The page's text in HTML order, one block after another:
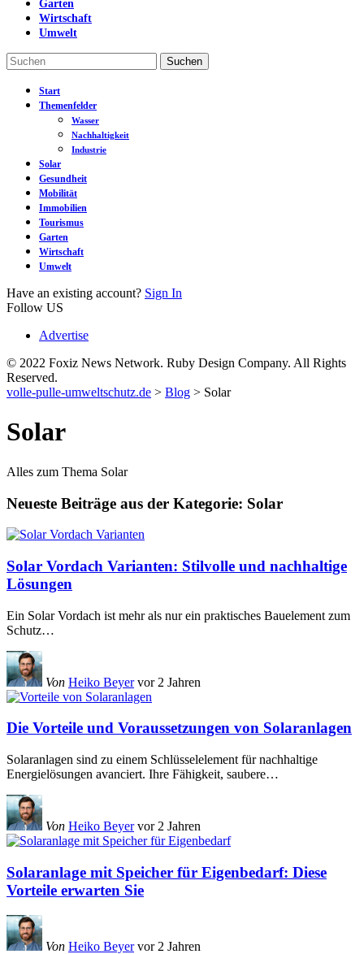
Garten
Wirtschaft
Umwelt
Start
Themenfelder
Wasser
Nachhaltigkeit
Industrie
Solar
Gesundheit
Mobilität
Immobilien
Tourismus
Garten
Wirtschaft
Umwelt
Have an existing account? Sign In
Follow US
Advertise
© 2022 Foxiz News Network. Ruby Design Company. All Rights
Reserved.
volle-pulle-umweltschutz.de > Blog > Solar
Solar
Alles zum Thema Solar
Neueste Beiträge aus der Kategorie: Solar
Solar Vordach Varianten: Stilvolle und nachhaltige
Lösungen
Ein Solar Vordach ist mehr als nur ein praktisches Bauelement zum
Schutz…
Von Heiko Beyer vor 2 Jahren
Die Vorteile und Voraussetzungen von Solaranlagen
Solaranlagen sind zu einem Schlüsselelement für nachhaltige
Energielösungen avanciert. Ihre Fähigkeit, saubere…
Von Heiko Beyer vor 2 Jahren
Solaranlage mit Speicher für Eigenbedarf: Diese
Vorteile erwarten Sie
Von Heiko Beyer vor 2 Jahren